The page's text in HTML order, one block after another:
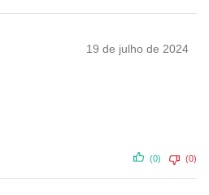
19 de julho de 2024
(0) (0)